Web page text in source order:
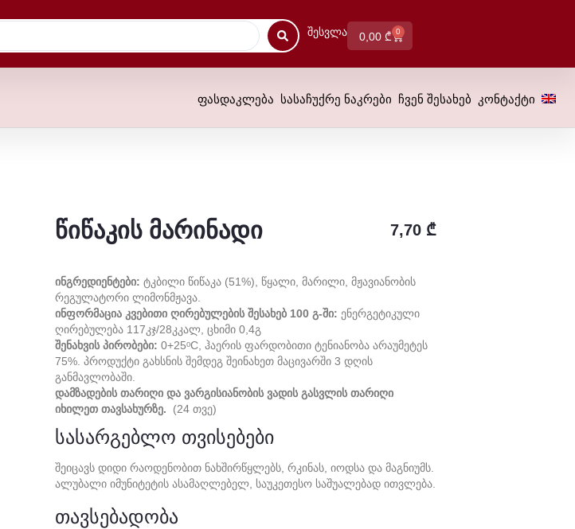
Შესვლა 0,00 ₾ 0
ფასდაკლება სასაჩუქრე ნაკრები ჩვენ შესახებ კონტაქტი
წიწაკის მარინადი 7,70 ₾
Ინგრედიენტები: Ტკბილი Წიწაკა (51%), Წყალი, Მარილი, Მჟავიანობის
Რეგულატორი Ლიმონმჟავა.
Ინფორმაცია Კვებითი Ღირებულების Შესახებ 100 Გ-Ში: Ენერგეტიკული
Ღირებულება 117კჯ/28კკალ, Ცხიმი 0,4გ
Შენახვის Პირობები: 0+25ᵒC, Ჰაერის Ფარდობითი Ტენიანობა Არაუმეტეს
75%. Პროდუქტი Გახსნის Შემდეგ Შეინახეთ Მაცივარში 3 Დღის
Განმავლობაში.
Დამზადების Თარიღი Და Ვარგისიანობის Ვადის Გასვლის Თარიღი
Იხილეთ Თავსახურზე. (24 Თვე)
Სასარგებლო Თვისებები
Შეიცავს Დიდი Რაოდენობით Ნახშირწყლებს, Რკინას, Იოდსა Და Მაგნიუმს.
Ალუბალი Იმუნიტეტის Ასამაღლებელ, Საუკეთესო Საშუალებად Ითვლება.
Თავსებადობა